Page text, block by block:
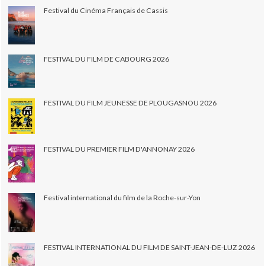
Festival du Cinéma Français de Cassis
FESTIVAL DU FILM DE CABOURG 2026
FESTIVAL DU FILM JEUNESSE DE PLOUGASNOU 2026
FESTIVAL DU PREMIER FILM D'ANNONAY 2026
Festival international du film de la Roche-sur-Yon
FESTIVAL INTERNATIONAL DU FILM DE SAINT-JEAN-DE-LUZ 2026